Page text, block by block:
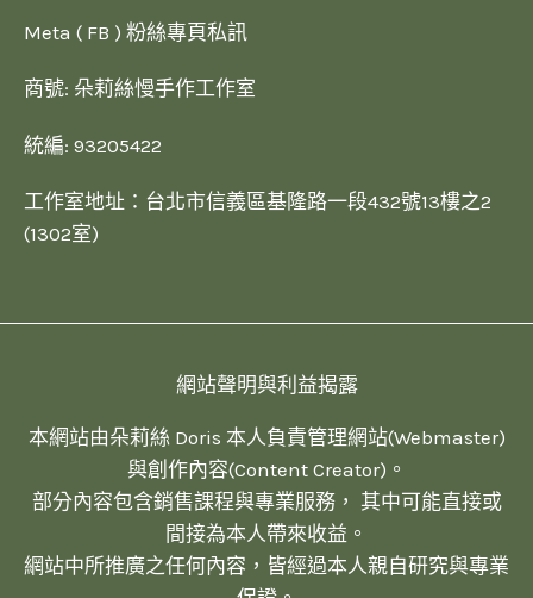
Meta ( FB ) 粉絲專頁私訊
商號: 朵莉絲慢手作工作室
統編: 93205422
工作室地址：台北市信義區基隆路一段432號13樓之2
(1302室)
網站聲明與利益揭露
本網站由朵莉絲 Doris 本人負責管理網站(Webmaster)
與創作內容(Content Creator)。
部分內容包含銷售課程與專業服務， 其中可能直接或
間接為本人帶來收益。
網站中所推廣之任何內容，皆經過本人親自研究與專業